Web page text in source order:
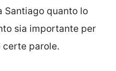
Santiago quanto lo
sia importante per
parole.